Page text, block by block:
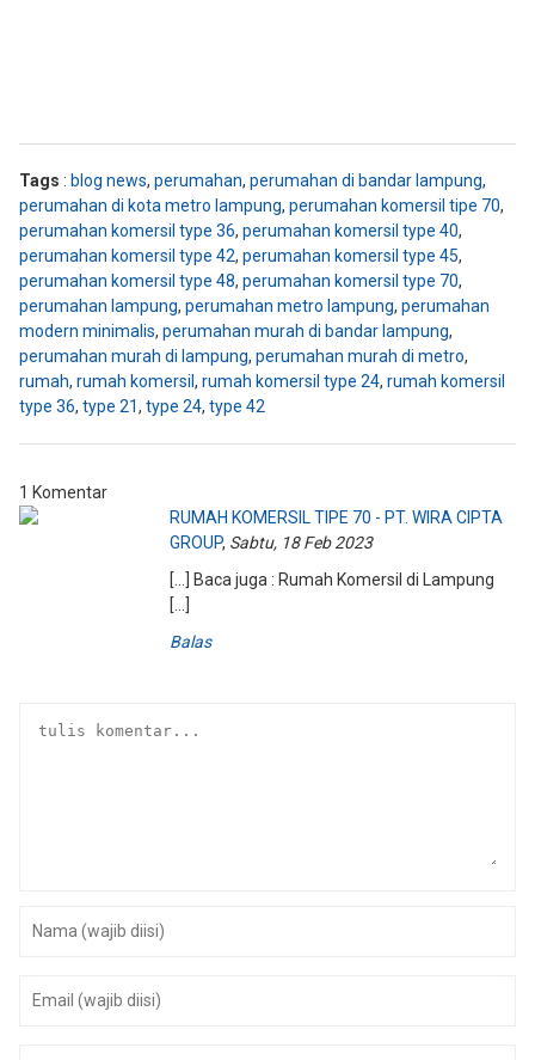
Tags : blog news, perumahan, perumahan di bandar lampung,
perumahan di kota metro lampung, perumahan komersil tipe 70,
perumahan komersil type 36, perumahan komersil type 40,
perumahan komersil type 42, perumahan komersil type 45,
perumahan komersil type 48, perumahan komersil type 70,
perumahan lampung, perumahan metro lampung, perumahan
modern minimalis, perumahan murah di bandar lampung,
perumahan murah di lampung, perumahan murah di metro,
rumah, rumah komersil , rumah komersil type 24, rumah komersil
type 36, type 21, type 24, type 42
1 Komentar
RUMAH KOMERSIL TIPE 70 - PT. WIRA CIPTA
GROUP, Sabtu, 18 Feb 2023
[…] Baca juga : Rumah Komersil di Lampung
[…]
Balas